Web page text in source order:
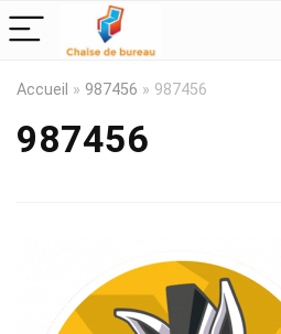
Accueil » 987456 » 987456
987456